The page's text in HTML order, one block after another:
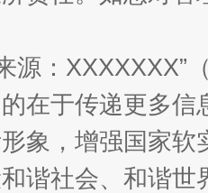
工作
源：
在于传递更多
象，增强国家
谐社会、和谐